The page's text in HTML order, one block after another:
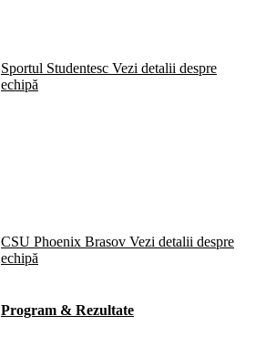
Sportul Studentesc Vezi detalii despre
echipă
CSU Phoenix Brasov Vezi detalii despre
echipă
Program & Rezultate